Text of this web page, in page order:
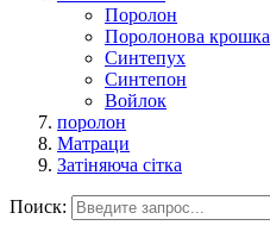
Поролон
Поролонова крошка
Синтепух
Синтепон
Войлок
поролон
Матраци
Затіняюча сітка
Поиск: